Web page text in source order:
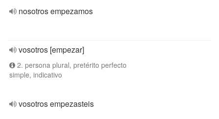
nosotros empezamos
vosotros [empezar]
2. persona plural, pretérito perfecto
simple, indicativo
vosotros empezasteis